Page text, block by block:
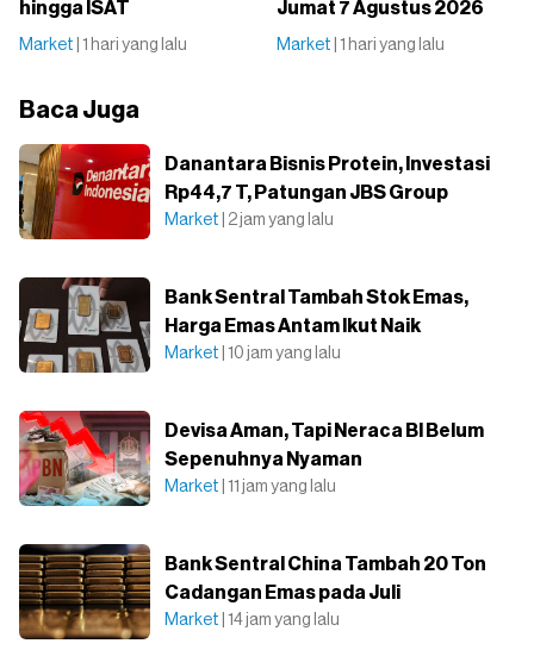
hingga ISAT
Market | 1 hari yang lalu
Jumat 7 Agustus 2026
Market | 1 hari yang lalu
Baca Juga
Danantara Bisnis Protein, Investasi
Rp44,7 T, Patungan JBS Group
Market | 2 jam yang lalu
Bank Sentral Tambah Stok Emas,
Harga Emas Antam Ikut Naik
Market | 10 jam yang lalu
Devisa Aman, Tapi Neraca BI Belum
Sepenuhnya Nyaman
Market | 11 jam yang lalu
Bank Sentral China Tambah 20 Ton
Cadangan Emas pada Juli
Market | 14 jam yang lalu